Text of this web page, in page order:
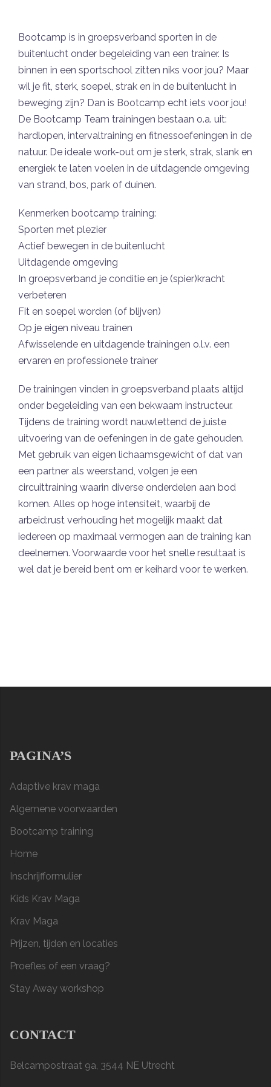
Bootcamp is in groepsverband sporten in de
buitenlucht onder begeleiding van een trainer. Is
binnen in een sportschool zitten niks voor jou? Maar
wil je fit, sterk, soepel, strak en in de buitenlucht in
beweging zijn? Dan is Bootcamp echt iets voor jou!
De Bootcamp Team trainingen bestaan o.a. uit:
hardlopen, intervaltraining en fitnessoefeningen in de
natuur. De ideale work-out om je sterk, strak, slank en
energiek te laten voelen in de uitdagende omgeving
van strand, bos, park of duinen.
Kenmerken bootcamp training:
Sporten met plezier
Actief bewegen in de buitenlucht
Uitdagende omgeving
In groepsverband je conditie en je (spier)kracht
verbeteren
Fit en soepel worden (of blijven)
Op je eigen niveau trainen
Afwisselende en uitdagende trainingen o.l.v. een
ervaren en professionele trainer
De trainingen vinden in groepsverband plaats altijd
onder begeleiding van een bekwaam instructeur.
Tijdens de training wordt nauwlettend de juiste
uitvoering van de oefeningen in de gate gehouden.
Met gebruik van eigen lichaamsgewicht of dat van
een partner als weerstand, volgen je een
circuittraining waarin diverse onderdelen aan bod
komen. Alles op hoge intensiteit, waarbij de
arbeid:rust verhouding het mogelijk maakt dat
iedereen op maximaal vermogen aan de training kan
deelnemen. Voorwaarde voor het snelle resultaat is
wel dat je bereid bent om er keihard voor te werken.
PAGINA’S
Adaptive krav maga
Algemene voorwaarden
Bootcamp training
Home
Inschrijfformulier
Kids Krav Maga
Krav Maga
Prijzen, tijden en locaties
Proefles of een vraag?
Stay Away workshop
CONTACT
Belcampostraat 9a, 3544 NE Utrecht